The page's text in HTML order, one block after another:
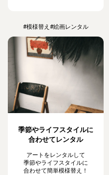
#模様替え #絵画レンタル
季節やライフスタイルに
合わせてレンタル
アートをレンタルして
季節やライフスタイルに
合わせて簡単模様替え！